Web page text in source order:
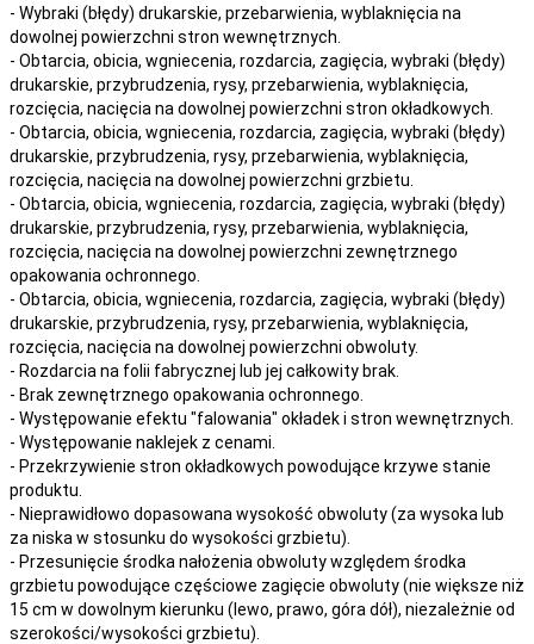
- Wybraki (błędy) drukarskie, przebarwienia, wyblaknięcia na
dowolnej powierzchni stron wewnętrznych.
- Obtarcia, obicia, wgniecenia, rozdarcia, zagięcia, wybraki (błędy)
drukarskie, przybrudzenia, rysy, przebarwienia, wyblaknięcia,
rozcięcia, nacięcia na dowolnej powierzchni stron okładkowych.
- Obtarcia, obicia, wgniecenia, rozdarcia, zagięcia, wybraki (błędy)
drukarskie, przybrudzenia, rysy, przebarwienia, wyblaknięcia,
rozcięcia, nacięcia na dowolnej powierzchni grzbietu.
- Obtarcia, obicia, wgniecenia, rozdarcia, zagięcia, wybraki (błędy)
drukarskie, przybrudzenia, rysy, przebarwienia, wyblaknięcia,
rozcięcia, nacięcia na dowolnej powierzchni zewnętrznego
opakowania ochronnego.
- Obtarcia, obicia, wgniecenia, rozdarcia, zagięcia, wybraki (błędy)
drukarskie, przybrudzenia, rysy, przebarwienia, wyblaknięcia,
rozcięcia, nacięcia na dowolnej powierzchni obwoluty.
- Rozdarcia na folii fabrycznej lub jej całkowity brak.
- Brak zewnętrznego opakowania ochronnego.
- Występowanie efektu "falowania" okładek i stron wewnętrznych.
- Występowanie naklejek z cenami.
- Przekrzywienie stron okładkowych powodujące krzywe stanie
produktu.
- Nieprawidłowo dopasowana wysokość obwoluty (za wysoka lub
za niska w stosunku do wysokości grzbietu).
- Przesunięcie środka nałożenia obwoluty względem środka
grzbietu powodujące częściowe zagięcie obwoluty (nie większe niż
15 cm w dowolnym kierunku (lewo, prawo, góra dół), niezależnie od
szerokości/wysokości grzbietu).